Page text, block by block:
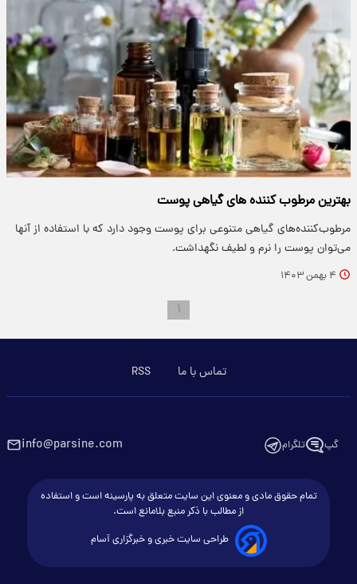
بهترین مرطوب کننده های گیاهی پوست
مرطوب‌کننده‌های گیاهی متنوعی برای پوست وجود دارد که با استفاده از آنها
می‌توان پوست را نرم و لطیف نگهداشت.
۴ بهمن ۱۴۰۳
۱
تماس با ما RSS
گپ تلگرام info@parsine.com
تمام حقوق مادی و معنوی این سایت متعلق به پارسینه است و استفاده
از مطالب با ذکر منبع بلامانع است.
طراحی سایت خبری و خبرگزاری آسام